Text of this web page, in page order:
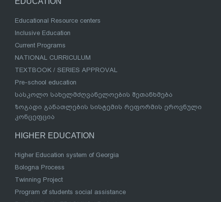
Educational Resource centers
Inclusive Education
Current Programs
NATIONAL CURRICULUM
TEXTBOOK / SERIES APPROVAL
Pre-school education
სასკოლო სახელმძღვანელოების შეთანხმება
ზოგადი განათლების სისტემის რეფორმის ეროვნული
კონცეფცია
HIGHER EDUCATION
Higher Education system of Georgia
Bologna Process
Twinning Project
Program of students social assistance